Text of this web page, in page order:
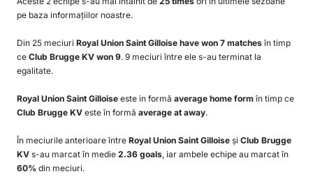
pe baza informațiilor noastre.
Din 25 meciuri Royal Union Saint Gilloise have won 7 matchesîn timp
ce Club Brugge KV won 9. 9 meciuri între ele s-au terminat la
egalitate.
Royal Union Saint Gilloise este in formă average home formîn timp ce
Club Brugge KV este în formă average at away.
În meciurile anterioare între Royal Union Saint Gilloise și Club Brugge
KV s-au marcat în medie 2.36 goals, iar ambele echipe au marcat în
60% din meciuri.